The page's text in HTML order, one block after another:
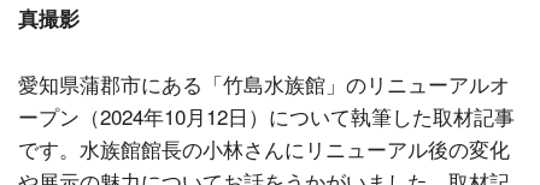
真撮影
愛知県蒲郡市にある「竹島水族館」のリニューアルオ
ープン（2024年10月12日）について執筆した取材記事
です。水族館館長の小林さんにリニューアル後の変化